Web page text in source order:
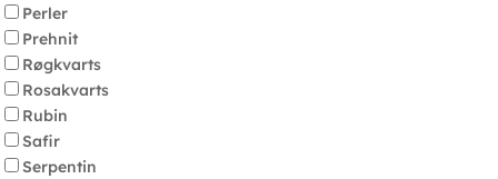
Perler
Prehnit
Røgkvarts
Rosakvarts
Rubin
Safir
Serpentin